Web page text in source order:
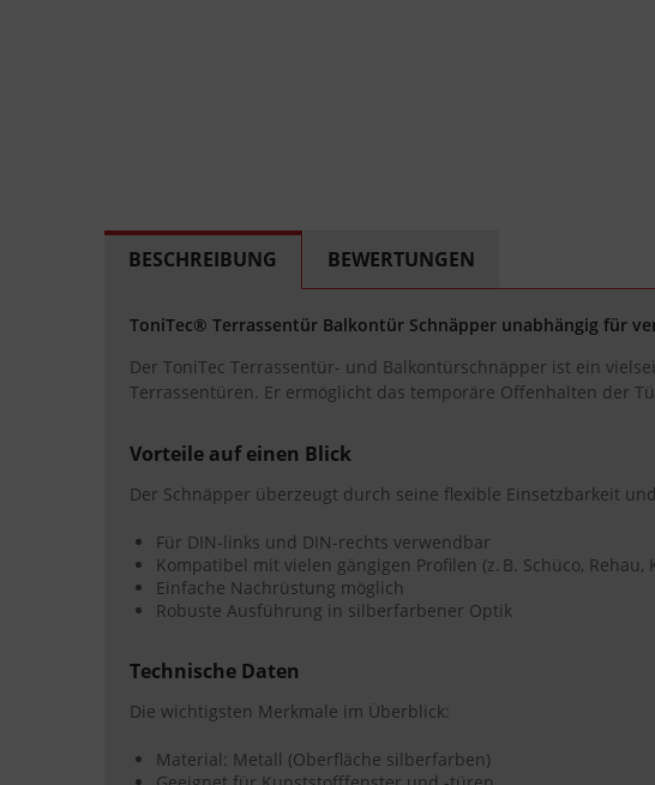
BESCHREIBUNG BEWERTUNGEN
ToniTec® Terrassentür Balkontür Schnäpper unabhängig für
Der ToniTec Terrassentür- und Balkontürschnäpper ist ein
Terrassentüren. Er ermöglicht das temporäre Offenhalten der
Vorteile auf einen Blick
Der Schnäpper überzeugt durch seine flexible Einsetzbarkeit
Für DIN-links und DIN-rechts verwendbar
Kompatibel mit vielen gängigen Profilen (z. B. Schüco, Rehau,
Einfache Nachrüstung möglich
Robuste Ausführung in silberfarbener Optik
Technische Daten
Die wichtigsten Merkmale im Überblick:
Material: Metall (Oberfläche silberfarben)